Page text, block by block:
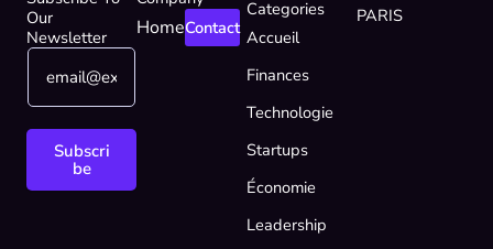
Our
Newsletter
*
E
l
E
a
Subscri
be
HomeContact
Categories
Accueil
Finances
Technologie
Startups
Économie
Leadership
PARIS